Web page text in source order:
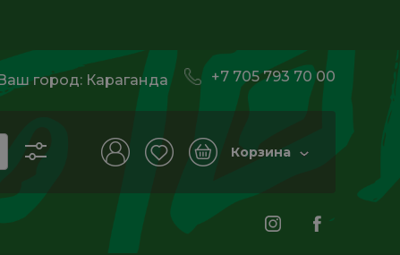
город: Караганда
Корзина
+7 705 793 70 00